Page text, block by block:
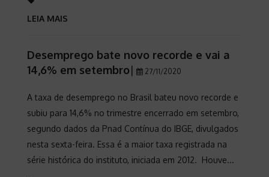
LEIA MAIS
Desemprego bate novo recorde e vai a
14,6% em setembro| 27/11/2020
A taxa de desemprego no Brasil bateu novo recorde e
subiu para 14,6% no trimestre encerrado em setembro,
segundo dados da Pnad Contínua do IBGE, divulgados
nesta sexta-feira. Essa é a maior taxa registrada na
série histórica do instituto, iniciada em 2012. Houve...